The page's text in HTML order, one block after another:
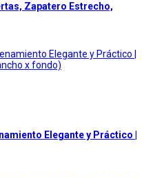
Zapatero Estrecho,
Elegante y Práctico |